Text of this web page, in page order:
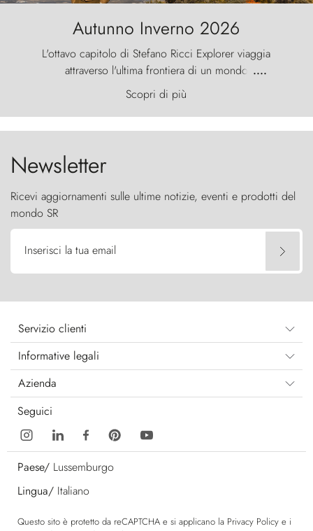
Autunno Inverno 2026
L'ottavo capitolo di Stefano Ricci Explorer viaggia
attraverso l'ultima frontiera di un mondo
primordiale, dove il vento scolpisce la natura con
furia ancestrale e le Torres del Paine sfidano il
cielo come sentinelle di pietra.
....
Scopri di più
Newsletter
Ricevi aggiornamenti sulle ultime notizie, eventi e prodotti del
mondo SR
Inserisci la tua email
Servizio clienti
Informative legali
Azienda
Seguici
Paese/ Lussemburgo
Lingua/ Italiano
Questo sito è protetto da reCAPTCHA e si applicano la Privacy Policy e i